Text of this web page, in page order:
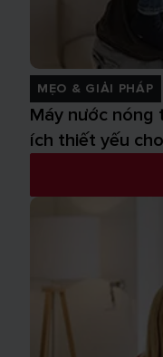
MẸO & GIẢI PHÁP
Máy nước
ích thiết yếu